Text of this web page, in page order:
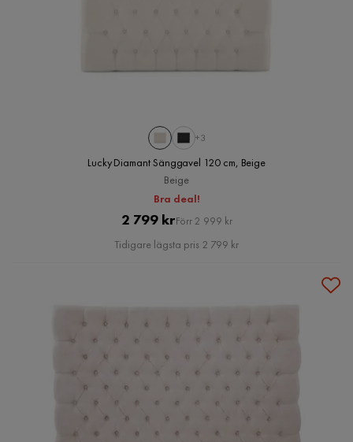
+3
Lucky Diamant Sänggavel 120 cm, Beige
Beige
Bra deal!
Pris
2 799 krOriginal
Pris
Förr 2 999 kr
Tidigare lägsta pris 2 799 kr